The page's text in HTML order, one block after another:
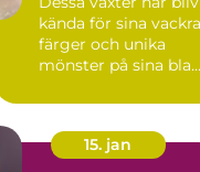
heminredning
kända för sina vackra
färger och unika
mönster på sina blad.
15. jan